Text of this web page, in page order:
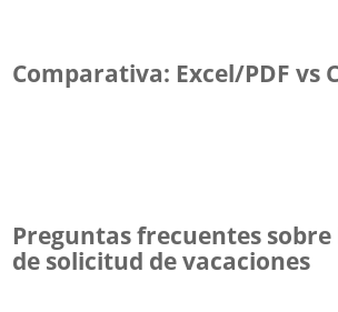
Comparativa: Excel/PDF vs
Preguntas frecuentes
de solicitud de vacaciones